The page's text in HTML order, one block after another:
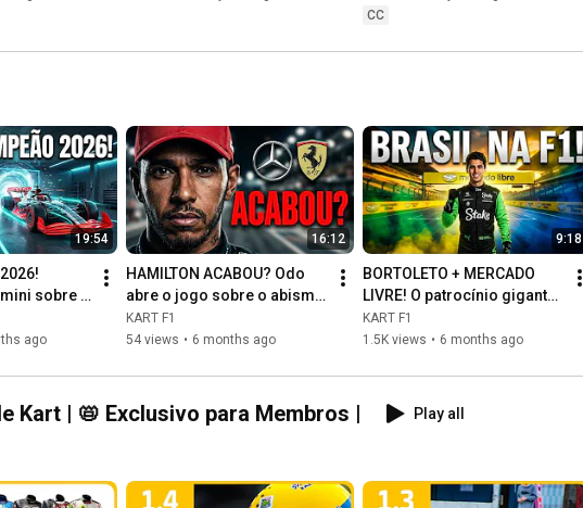
CC
19:54
sobre o
ago
16:12
HAMILTON ACABOU? Odo
abre o jogo sobre o abismo
entre Lewis e Verstappen!
KART F1
54 views • 6 months ago
9:18
BORTOLETO + MERCADO
LIVRE! O patrocínio gigante
que garante o Brasil na F1
KART F1
1.5K views • 6 months ago
Kart | 📛 Exclusivo para Membros |
Play all